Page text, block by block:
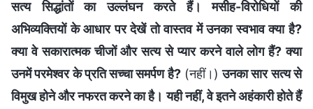
सत्य सिद्धांतों का उल्लंघन करते हैं। मसीह-विरोधियों की
अभिव्यक्तियों के आधार पर देखें तो वास्तव में उनका स्वभाव क्या है?
क्या वे सकारात्मक चीजों और सत्य से प्यार करने वाले लोग हैं? क्या
उनमें परमेश्वर के प्रति सच्चा समर्पण है?(नहीं।)उनका सार सत्य से
विमुख होने और नफरत करने का है। यही नहीं, वे इतने अहंकारी होते हैं